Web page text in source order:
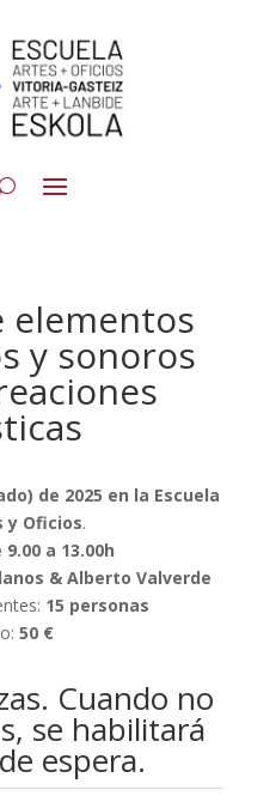
elementos
y sonoros
de 2025 en la Escuela
y Oficios.
9.00 a 13.00h
& Alberto Valverde
15 personas
50 €
Cuando no
se habilitará
espera.